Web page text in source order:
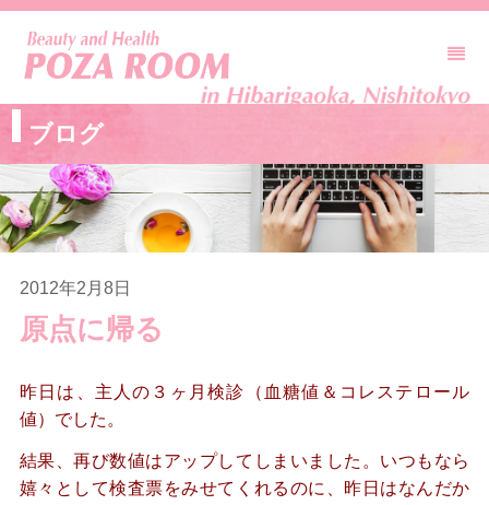
ブログ
2012年2月8日
原点に帰る
昨日は、主人の３ヶ月検診（血糖値＆コレステロール
値）でした。
結果、再び数値はアップしてしまいました。いつもなら
嬉々として検査票をみせてくれるのに、昨日はなんだか